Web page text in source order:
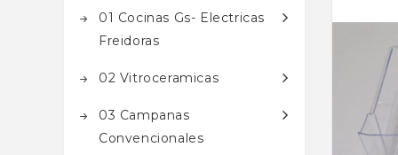
01 Cocinas Gs- Electricas
Freidoras
02 Vitroceramicas
03 Campanas
Convencionales